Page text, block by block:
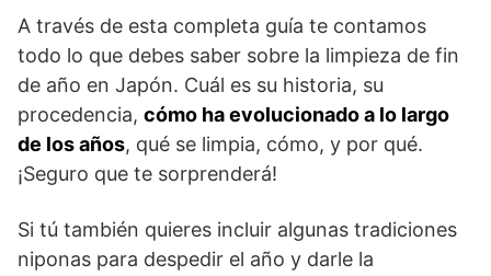
A través de esta completa guía te contamos
todo lo que debes saber sobre la limpieza de fin
de año en Japón. Cuál es su historia, su
procedencia, cómo ha evolucionado a lo largo
de los años, qué se limpia, cómo, y por qué.
¡Seguro que te sorprenderá!
Si tú también quieres incluir algunas tradiciones
niponas para despedir el año y darle la